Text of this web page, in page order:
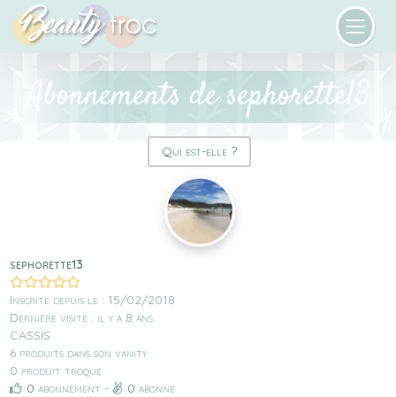
Abonnements de sephorette13
Qui est-elle ?
sephorette13
Inscrite depuis le : 15/02/2018
Dernière visite : il y a 8 ans
CASSIS
6 produits dans son vanity
0 produit troqué
0 abonnement - 0 abonné